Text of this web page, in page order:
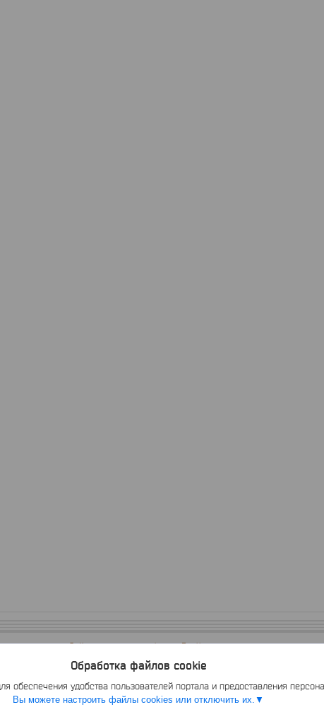
Сайт создан на платформе Deal.by
Политика обработки файлов cookies
Обработка файлов cookie
обеспечения удобства пользователей портала и предоставления
Вы можете настроить файлы cookies или отключить их.
АрмНеттингГрупп Частное предприятие |Пожаловаться на контент
Select Language ▼